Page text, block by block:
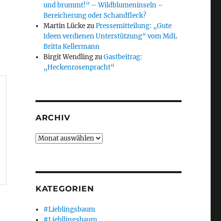
und brummt!“ – Wildblumeninseln –
Bereicherung oder Schandfleck?
Martin LückezuPressemitteilung: „Gute
Ideen verdienen Unterstützung“ vom MdL
Britta Kellermann
Birgit WendlingzuGastbeitrag:
„Heckenrosenpracht“
ARCHIV
Archiv
KATEGORIEN
#Lieblingsbaum